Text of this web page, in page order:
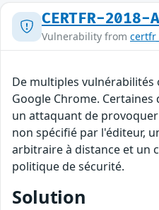
CERTFR-2018-
Vulnerability from
De multiples
Google Chrome.
un attaquant de
non spécifié par l'éditeur,
arbitraire à distance et un
politique de sécurité.
Solution